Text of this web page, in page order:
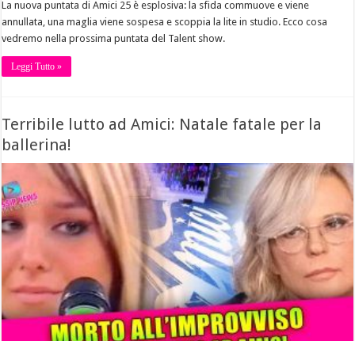
La nuova puntata di Amici 25 è esplosiva: la sfida commuove e viene
annullata, una maglia viene sospesa e scoppia la lite in studio. Ecco cosa
vedremo nella prossima puntata del Talent show.
Leggi Tutto »
Terribile lutto ad Amici: Natale fatale per la
ballerina!